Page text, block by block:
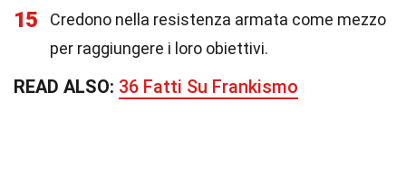
15
Credono nella resistenza armata come mezzo
per raggiungere i loro obiettivi.
READ ALSO: 36 Fatti Su Frankismo